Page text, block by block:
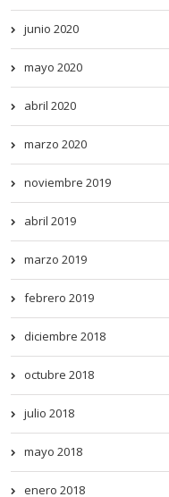
junio 2020
mayo 2020
abril 2020
marzo 2020
noviembre 2019
abril 2019
marzo 2019
febrero 2019
diciembre 2018
octubre 2018
julio 2018
mayo 2018
enero 2018